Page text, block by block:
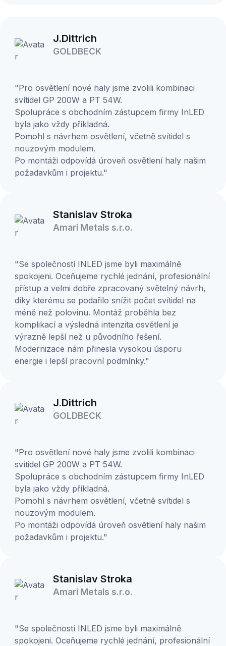
J.Dittrich
GOLDBECK
"Pro osvětlení nové haly jsme zvolili kombinaci
svítidel GP 200W a PT 54W.
Spolupráce s obchodním zástupcem firmy InLED
byla jako vždy příkladná.
Pomohl s návrhem osvětlení, včetně svítidel s
nouzovým modulem.
Po montáži odpovídá úroveň osvětlení haly našim
požadavkům i projektu."
Stanislav Stroka
Amari Metals s.r.o.
"Se společností INLED jsme byli maximálně
spokojeni. Oceňujeme rychlé jednání, profesionální
přístup a velmi dobře zpracovaný světelný návrh,
díky kterému se podařilo snížit počet svítidel na
méně než polovinu. Montáž proběhla bez
komplikací a výsledná intenzita osvětlení je
výrazně lepší než u původního řešení.
Modernizace nám přinesla vysokou úsporu
energie i lepší pracovní podmínky."
J.Dittrich
GOLDBECK
"Pro osvětlení nové haly jsme zvolili kombinaci
svítidel GP 200W a PT 54W.
Spolupráce s obchodním zástupcem firmy InLED
byla jako vždy příkladná.
Pomohl s návrhem osvětlení, včetně svítidel s
nouzovým modulem.
Po montáži odpovídá úroveň osvětlení haly našim
požadavkům i projektu."
Stanislav Stroka
Amari Metals s.r.o.
"Se společností INLED jsme byli maximálně
spokojeni. Oceňujeme rychlé jednání, profesionální